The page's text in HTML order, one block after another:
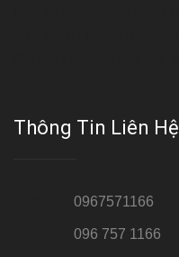
Thông Tin Liên Hệ
0967571166
096 757 1166